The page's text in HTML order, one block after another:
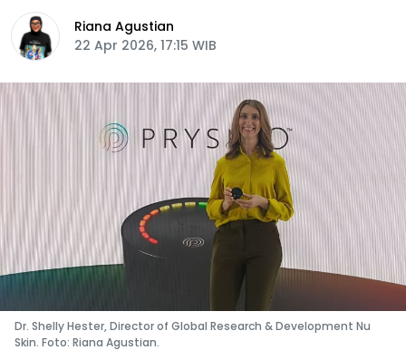
Riana Agustian
22 Apr 2026, 17:15 WIB
Dr. Shelly Hester, Director of Global Research & Development Nu
Skin. Foto: Riana Agustian.